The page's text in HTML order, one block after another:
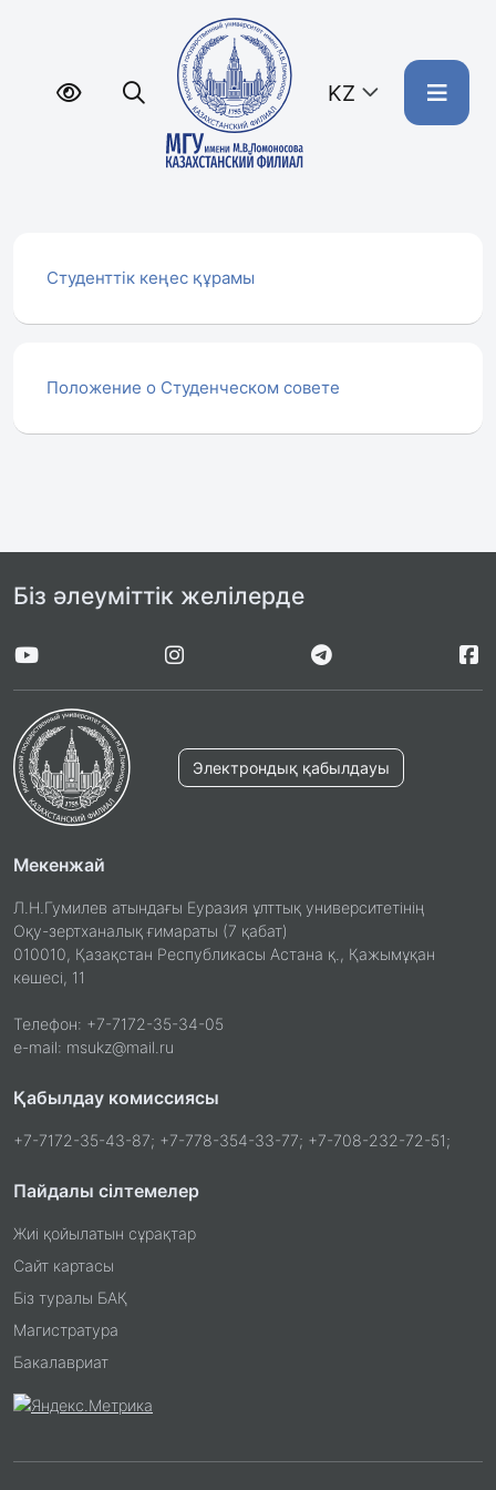
KZ
Студенттік кеңес құрамы
Положение о Студенческом совете
Біз әлеуміттік желілерде
Электрондық қабылдауы
Мекенжай
Л.Н.Гумилев атындағы Еуразия ұлттық университетінің
Оқу-зертханалық ғимараты (7 қабат)
010010, Қазақстан Республикасы Астана қ., Қажымұқан
көшесі, 11
Телефон: +7-7172-35-34-05
e-mail: msukz@mail.ru
Қабылдау комиссиясы
+7-7172-35-43-87; +7-778-354-33-77; +7-708-232-72-51;
Пайдалы сілтемелер
Жиі қойылатын сұрақтар
Сайт картасы
Біз туралы БАҚ
Магистратура
Бакалавриат